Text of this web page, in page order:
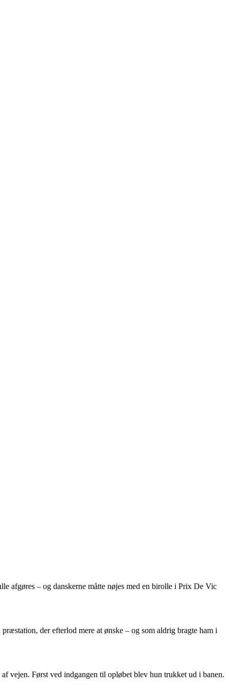
afgøres – og danskerne måtte nøjes med en birolle i Prix De Vic
der efterlod mere at ønske – og som aldrig bragte ham i
vejen. Først ved indgangen til opløbet blev hun trukket ud i banen.